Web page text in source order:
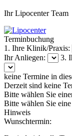
Ihr Lipocenter Team
Terminbuchung
1. Ihre Klinik/Praxis:
Ihr Anliegen:
3.
keine Termine in
Derzeit sind keine
Bitte wählen Sie
Bitte wählen Sie
Hinweis
Wunschtermin: